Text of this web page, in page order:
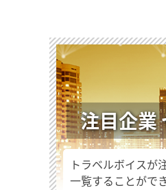
注目企業
トラベルボイスが
一覧することができ